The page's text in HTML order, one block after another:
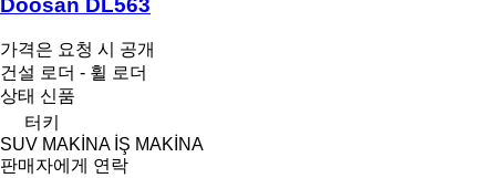
Doosan DL563
가격은 요청 시 공개
건설 로더 - 휠 로더
상태 신품
터키
SUV MAKİNA İŞ MAKİNA
판매자에게 연락